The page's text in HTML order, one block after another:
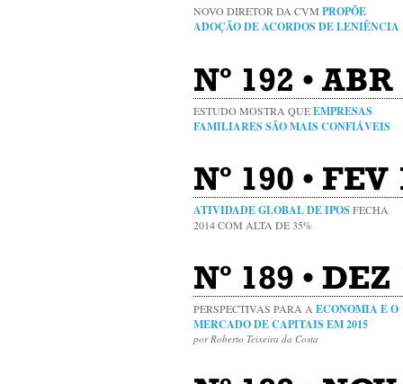
NOVO DIRETOR DA CVM PROPÕE
ADOÇÃO DE ACORDOS DE LENIÊNCIA
Nº 192 •
ESTUDO MOSTRA QUEEMPRESAS
FAMILIARES SÃO MAIS CONFIÁVEIS
Nº 190 •
ATIVIDADE GLOBAL DE IPOS FECHA
2014 COM ALTA DE 35%
Nº 189 •
PERSPECTIVAS PARA A ECONOMIA E O
MERCADO DE CAPITAIS EM 2015
por Roberto Teixeira da Costa